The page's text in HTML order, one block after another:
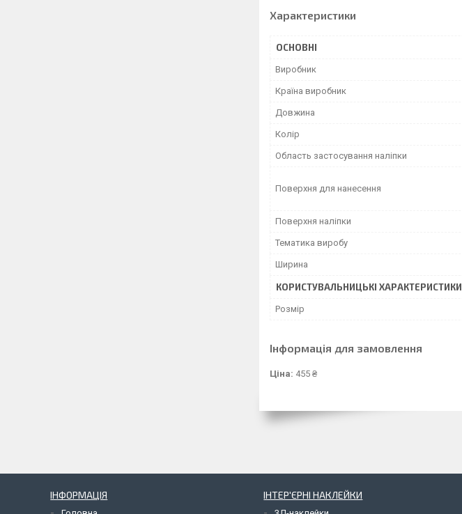
Характеристики
ОСНОВНІ
Виробник
Країна виробник
Довжина
Колір
Область застосування наліпки
Поверхня для нанесення
Поверхня наліпки
Тематика виробу
Ширина
КОРИСТУВАЛЬНИЦЬКІ ХАРАКТЕРИСТИКИ
Розмір
Інформація для замовлення
Ціна: 455 ₴
ІНФОРМАЦІЯ ІНТЕР'ЄРНІ НАКЛЕЙКИ